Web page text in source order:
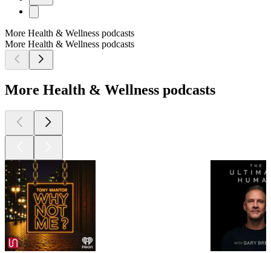
More Health & Wellness podcasts
More Health & Wellness podcasts
More Health & Wellness podcasts